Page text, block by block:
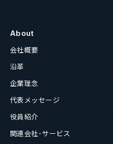
About
会社概要
沿革
企業理念
代表メッセージ
役員紹介
関連会社･サービス